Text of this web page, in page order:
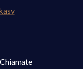
sv
Chiamate